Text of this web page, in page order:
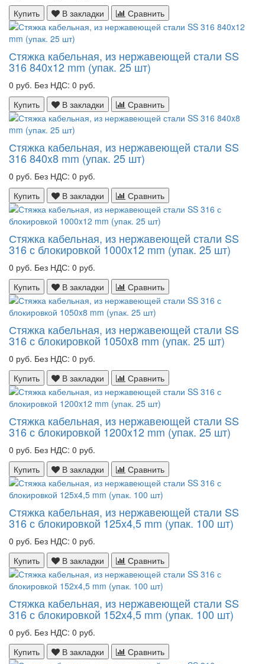
Купить
В закладки Сравнить
Стяжка кабельная, из нержавеющей стали SS
316 840x12 mm (упак. 25 шт)
0 руб. Без НДС: 0 руб.
Купить
В закладки Сравнить
Стяжка кабельная, из нержавеющей стали SS
316 840x8 mm (упак. 25 шт)
0 руб. Без НДС: 0 руб.
Купить
В закладки Сравнить
Стяжка кабельная, из нержавеющей стали SS
316 с блокировкой 1000x12 mm (упак. 25 шт)
0 руб. Без НДС: 0 руб.
Купить
В закладки Сравнить
Стяжка кабельная, из нержавеющей стали SS
316 с блокировкой 1050x8 mm (упак. 25 шт)
0 руб. Без НДС: 0 руб.
Купить
В закладки Сравнить
Стяжка кабельная, из нержавеющей стали SS
316 с блокировкой 1200x12 mm (упак. 25 шт)
0 руб. Без НДС: 0 руб.
Купить
В закладки Сравнить
Стяжка кабельная, из нержавеющей стали SS
316 с блокировкой 125x4,5 mm (упак. 100 шт)
0 руб. Без НДС: 0 руб.
Купить
В закладки Сравнить
Стяжка кабельная, из нержавеющей стали SS
316 с блокировкой 152x4,5 mm (упак. 100 шт)
0 руб. Без НДС: 0 руб.
Купить
В закладки Сравнить